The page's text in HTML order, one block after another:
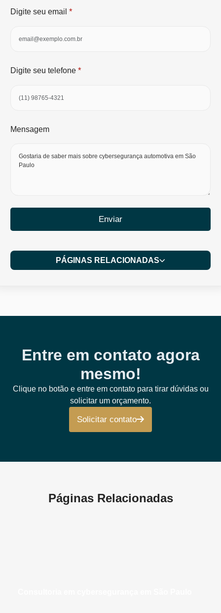
Digite seu email *
Digite seu telefone *
Mensagem
Enviar
PÁGINAS RELACIONADAS
Entre em contato agora
mesmo!
Clique no botão e entre em contato para tirar dúvidas ou
solicitar um orçamento.
Solicitar contato
Páginas Relacionadas